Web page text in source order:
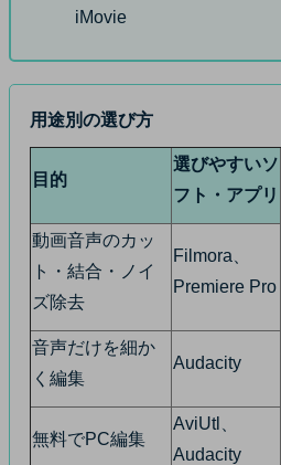
iMovie
用途別の選び方
目的
選びやすいソ
フト・アプリ
動画音声のカッ
ト・結合・ノイ
ズ除去
Filmora、
Premiere Pro
音声だけを細か
く編集
Audacity
無料でPC編集
AviUtl、
Audacity